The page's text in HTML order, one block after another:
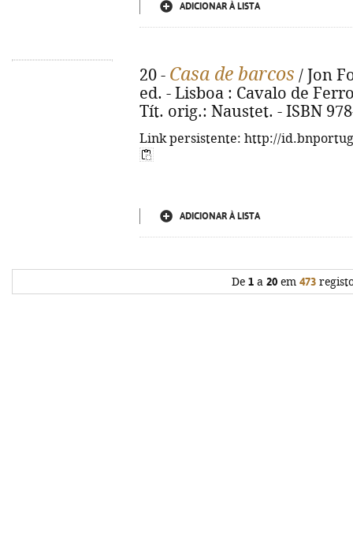
ADICIONAR À LISTA
20 - Casa de barcos / Jon
ed. - Lisboa : Cavalo de
Tít. orig.: Naustet. - ISBN
Link persistente: http://
ADICIONAR À LISTA
De 1 a 20 em 473